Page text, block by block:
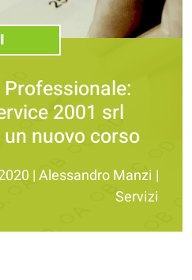
2001 srl
nuovo corso
|Alessandro Manzi |
Servizi